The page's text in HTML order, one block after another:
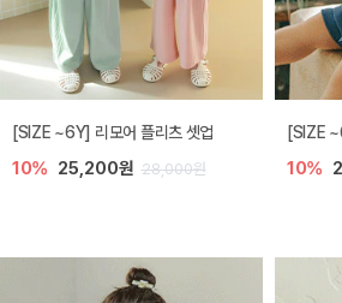
[SIZE ~6Y] 리모어 플리츠 셋업
10% 25,200원 28,000원
[SIZE
10%